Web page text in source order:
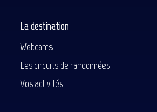
La destination
Webcams
Les circuits de randonnées
Vos activités